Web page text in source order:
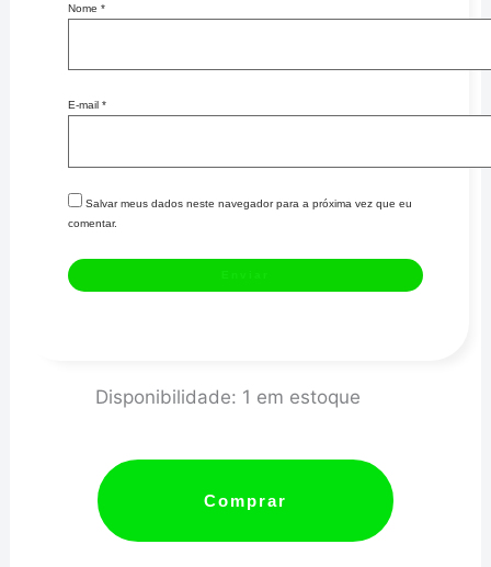
Nome *
E-mail *
Salvar meus dados neste navegador para a próxima vez que eu
comentar.
Disponibilidade: 1 em estoque
-
GM
OPALA
Comprar